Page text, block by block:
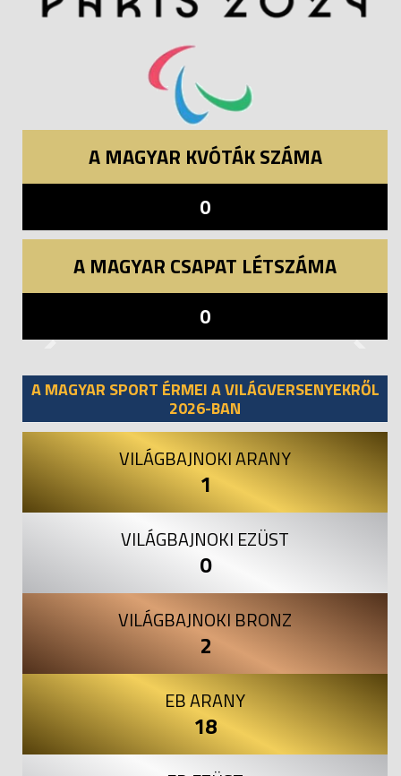
A MAGYAR KVÓTÁK SZÁMA
0
A MAGYAR CSAPAT LÉTSZÁMA
0
A MAGYAR SPORT ÉRMEI A VILÁGVERSENYEKRŐL
2026-BAN
VILÁGBAJNOKI ARANY
1
VILÁGBAJNOKI EZÜST
0
VILÁGBAJNOKI BRONZ
2
EB ARANY
18